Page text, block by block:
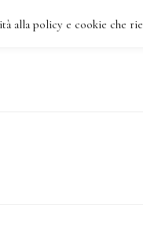
HOME
alla policy e cookie che